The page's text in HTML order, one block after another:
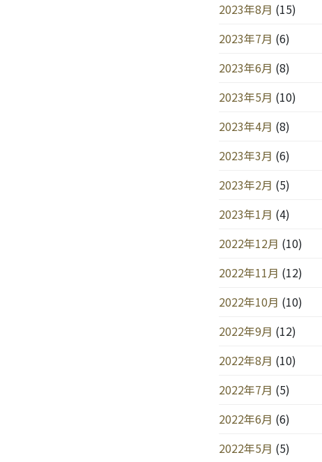
2023年8月 (15)
2023年7月 (6)
2023年6月 (8)
2023年5月 (10)
2023年4月 (8)
2023年3月 (6)
2023年2月 (5)
2023年1月 (4)
2022年12月 (10)
2022年11月 (12)
2022年10月 (10)
2022年9月 (12)
2022年8月 (10)
2022年7月 (5)
2022年6月 (6)
2022年5月 (5)